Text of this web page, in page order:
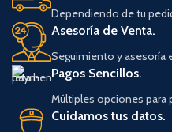
Dependiendo de tu
Asesoría de Venta.
Seguimiento y
Pagos Sencillos.
Múltiples opciones para
Cuidamos tus datos.